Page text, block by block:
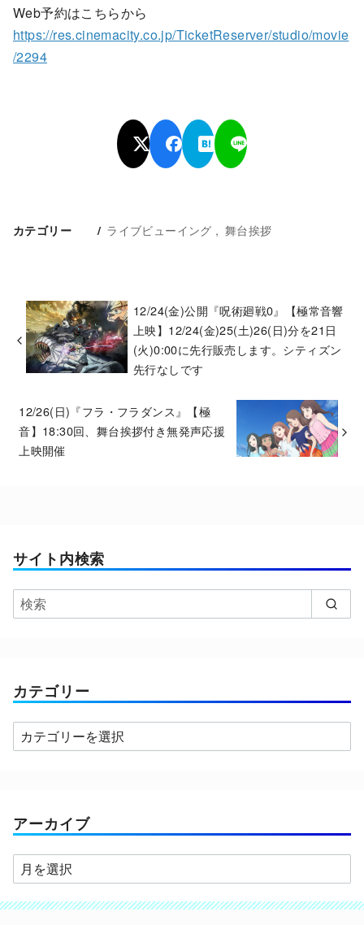
Web予約はこちらから
https://res.cinemacity.co.jp/TicketReserver/studio/movie
/2294
カテゴリー ライブビューイング 舞台挨拶
12/24(金)公開『呪術廻戦0』【極常音響
上映】12/24(金)25(土)26(日)分を21日
(火)0:00に先行販売します。シティズン
先行なしです
12/26(日)『フラ・フラダンス』【極
音】18:30回、舞台挨拶付き無発声応援
上映開催
サイト内検索
カテゴリー
カ
テ
ー
アーカイブ
ア
ー
カ